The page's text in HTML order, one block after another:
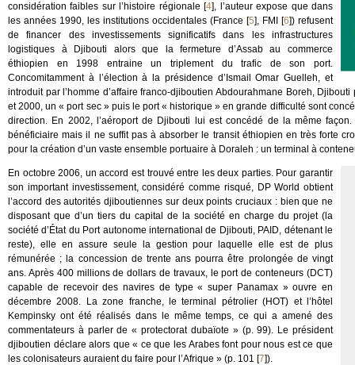
considération faibles sur l’histoire régionale [4], l’auteur expose que dans
les années 1990, les institutions occidentales (France [5], FMI [6]) refusent
de financer des investissements significatifs dans les infrastructures
logistiques à Djibouti alors que la fermeture d’Assab au commerce
éthiopien en 1998 entraine un triplement du trafic de son port.
Concomitamment à l’élection à la présidence d’Ismail Omar Guelleh, et
introduit par l’homme d’affaire franco-djiboutien Abdourahmane Boreh,
et 2000, un « port sec » puis le port « historique » en grande difficulté sont
direction. En 2002, l’aéroport de Djibouti lui est concédé de la même
bénéficiaire mais il ne suffit pas à absorber le transit éthiopien en très forte
pour la création d’un vaste ensemble portuaire à Doraleh : un terminal à
En octobre 2006, un accord est trouvé entre les deux parties. Pour garantir
son important investissement, considéré comme risqué, DP World obtient
l’accord des autorités djiboutiennes sur deux points cruciaux : bien que ne
disposant que d’un tiers du capital de la société en charge du projet (la
société d’État du Port autonome international de Djibouti, PAID, détenant le
reste), elle en assure seule la gestion pour laquelle elle est de plus
rémunérée ; la concession de trente ans pourra être prolongée de vingt
ans. Après 400 millions de dollars de travaux, le port de conteneurs (DCT)
capable de recevoir des navires de type « super Panamax » ouvre en
décembre 2008. La zone franche, le terminal pétrolier (HOT) et l’hôtel
Kempinsky ont été réalisés dans le même temps, ce qui a amené des
commentateurs à parler de « protectorat dubaïote » (p. 99). Le président
djiboutien déclare alors que « ce que les Arabes font pour nous est ce que
les colonisateurs auraient du faire pour l’Afrique » (p. 101 [7]).